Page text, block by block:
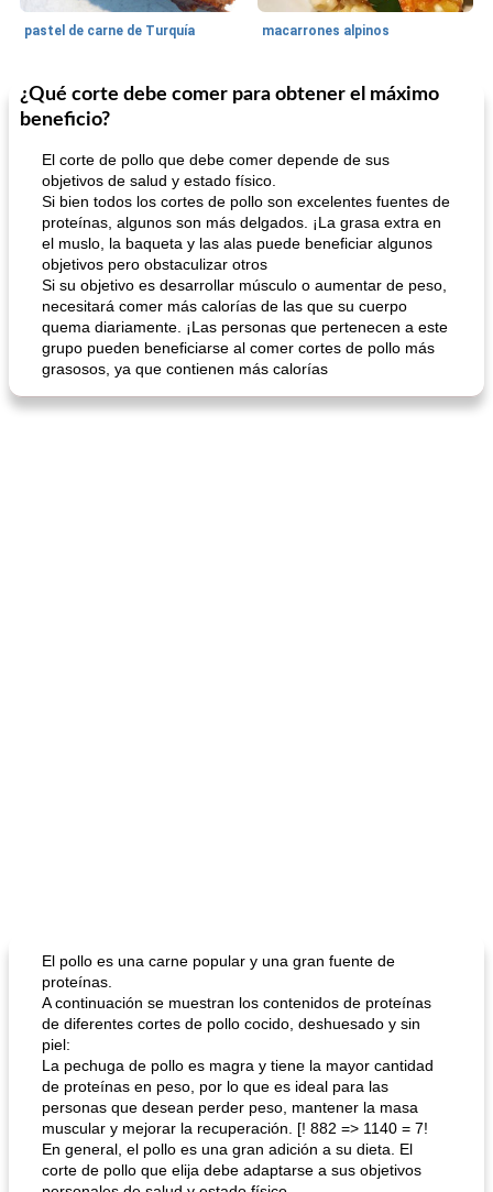
pastel de carne de Turquía macarrones alpinos
215min
Cocina del mundo
mochi fácil
75
Arroz blanco
Salsa de salchicha picante
¿Qué corte debe comer para obtener el máximo
beneficio?
El corte de pollo que debe comer depende de sus
objetivos de salud y estado físico.
Si bien todos los cortes de pollo son excelentes fuentes de
proteínas, algunos son más delgados. ¡La grasa extra en
el muslo, la baqueta y las alas puede beneficiar algunos
objetivos pero obstaculizar otros
Si su objetivo es desarrollar músculo o aumentar de peso,
necesitará comer más calorías de las que su cuerpo
quema diariamente. ¡Las personas que pertenecen a este
grupo pueden beneficiarse al comer cortes de pollo más
grasosos, ya que contienen más calorías
El pollo es una carne popular y una gran fuente de
proteínas.
A continuación se muestran los contenidos de proteínas
de diferentes cortes de pollo cocido, deshuesado y sin
piel:
La pechuga de pollo es magra y tiene la mayor cantidad
de proteínas en peso, por lo que es ideal para las
personas que desean perder peso, mantener la masa
muscular y mejorar la recuperación. [! 882 => 1140 = 7!
En general, el pollo es una gran adición a su dieta. El
corte de pollo que elija debe adaptarse a sus objetivos